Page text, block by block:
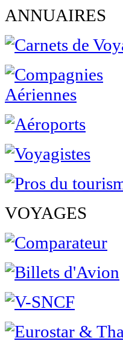
ANNUAIRES
VOYAGES